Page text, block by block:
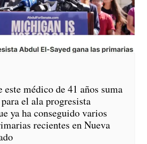
médico de 41 años suma
el ala progresista
ya ha conseguido varios
recientes en Nueva